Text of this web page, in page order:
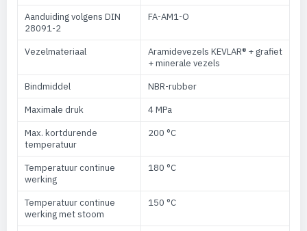
Aanduiding volgens DIN
28091-2
FA-AM1-O
Vezelmateriaal
Aramidevezels KEVLAR® + grafiet
+ minerale vezels
Bindmiddel
NBR-rubber
Maximale druk
4 MPa
Max. kortdurende
temperatuur
200 °C
Temperatuur continue
werking
180 °C
Temperatuur continue
werking met stoom
150 °C